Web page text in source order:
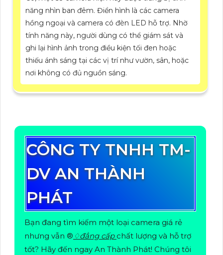
năng nhìn ban đêm. Điển hình là các camera
hồng ngoại và camera có đèn LED hỗ trợ. Nhờ
tính năng này, người dùng có thể giám sát và
ghi lại hình ảnh trong điều kiện tối đen hoặc
thiếu ánh sáng tại các vị trí như vườn, sân, hoặc
nơi không có đủ nguồn sáng.
CÔNG TY TNHH TM-
DV AN THÀNH
PHÁT
Bạn đang tìm kiếm một loại camera giá rẻ
nhưng vẫn ®️ ♢đẳng cấp chất lượng và hỗ trợ
tốt? Hãy đến ngay An Thành Phát! Chúng tôi